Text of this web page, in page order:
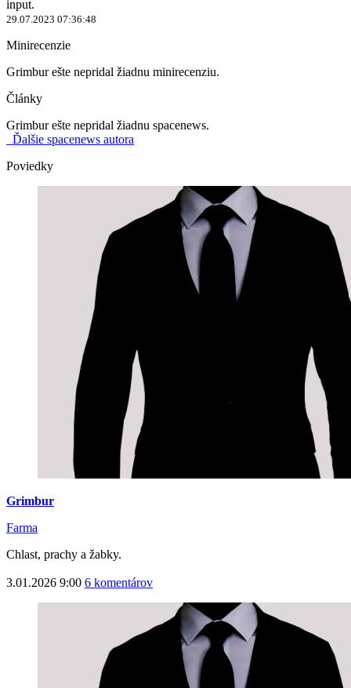
input.
29.07.2023 07:36:48
Minirecenzie
Grimbur ešte nepridal žiadnu minirecenziu.
Články
Grimbur ešte nepridal žiadnu spacenews.
Ďalšie spacenews autora
Poviedky
Grimbur
Farma
Chlast, prachy a žabky.
3.01.2026 9:00 6 komentárov